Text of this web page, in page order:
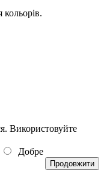
Використовуйте
Добре
Продовжити